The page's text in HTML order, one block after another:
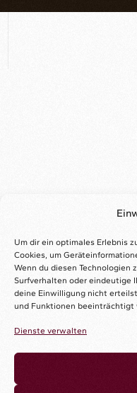
Um dir ein optimales Erlebnis
Cookies, um
Wenn du diesen Technologien
Surfverhalten oder eindeutige
deine Einwilligung nicht
und Funktionen beeinträchtigt
Dienste verwalten